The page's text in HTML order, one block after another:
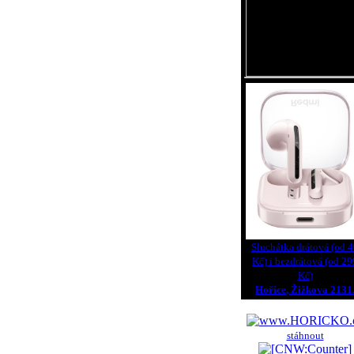
Sluchátka drátová (od
Kč) i bezdrátová (od
Kč)
Hořice, Žižkova 2131.
stáhnout